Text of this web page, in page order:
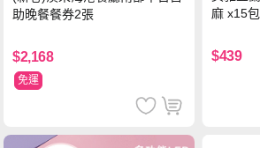
助晚餐餐券2張
$2,168
免運
麻 x15包
$439